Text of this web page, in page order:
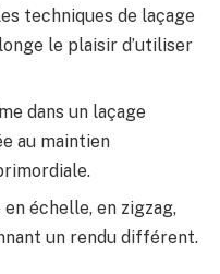
techniques de laçage
le plaisir d’utiliser
dans un laçage
au maintien
en échelle, en zigzag,
un rendu différent.